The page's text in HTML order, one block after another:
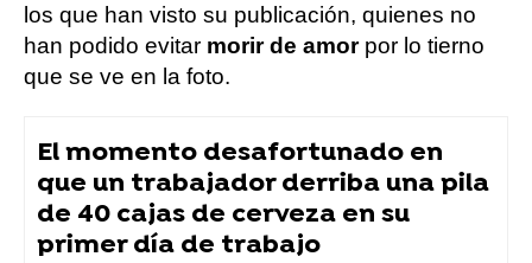
los que han visto su publicación, quienes no
han podido evitar morir de amor por lo tierno
que se ve en la foto.
El momento desafortunado en
que un trabajador derriba una pila
de 40 cajas de cerveza en su
primer día de trabajo